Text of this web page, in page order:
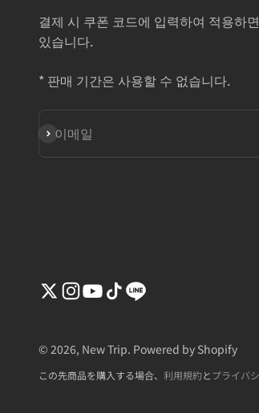
결제 시 쿠폰 코드에 입력하여 적용하
있습니다.
* 판매 기간은 사용할 수 없습니다.
이메일
구독
© 2026, New Trip. Powered by Shopify
この先商品を購入する場合、 利用規約とプライバ